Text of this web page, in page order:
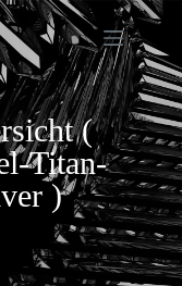
(
Titan-
)